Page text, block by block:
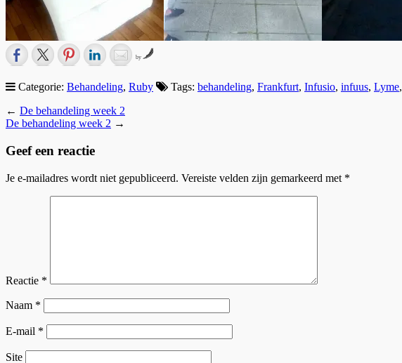
by
Categorie: Behandeling, Ruby Tags: behandeling, Frankfurt, Infusio, infuus, Lyme,
← De behandeling week 2
De behandeling week 2 →
Geef een reactie
Je e-mailadres wordt niet gepubliceerd. Vereiste velden zijn gemarkeerd met *
Reactie *
Naam *
E-mail *
Site